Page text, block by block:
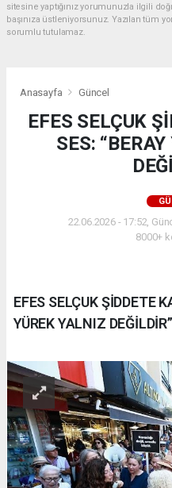
sitesine yaptığınız yorumunuzla ilgili
başınıza üstleniyorsunuz. Yazılan tüm
sorumlu tutulamaz.
Anasayfa Güncel
EFES SELÇUK
SES:
22.06.2026 - 17:52,
8000+
EFES SELÇUK ŞİDDETE
YÜREK YALNIZ DEĞİLDİR”